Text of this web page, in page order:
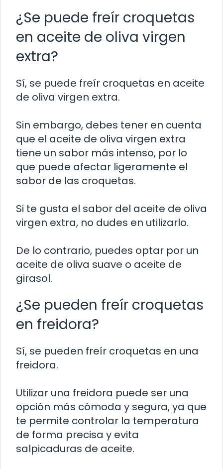
¿Se puede freír croquetas
en aceite de oliva virgen
extra?
Sí, se puede freír croquetas en aceite
de oliva virgen extra.
Sin embargo, debes tener en cuenta
que el aceite de oliva virgen extra
tiene un sabor más intenso, por lo
que puede afectar ligeramente el
sabor de las croquetas.
Si te gusta el sabor del aceite de oliva
virgen extra, no dudes en utilizarlo.
De lo contrario, puedes optar por un
aceite de oliva suave o aceite de
girasol.
¿Se pueden freír croquetas
en freidora?
Sí, se pueden freír croquetas en una
freidora.
Utilizar una freidora puede ser una
opción más cómoda y segura, ya que
te permite controlar la temperatura
de forma precisa y evita
salpicaduras de aceite.